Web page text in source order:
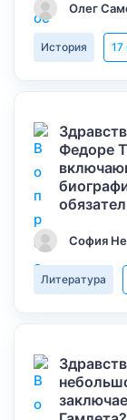
Олег
История 17
Федоре
София
Литература